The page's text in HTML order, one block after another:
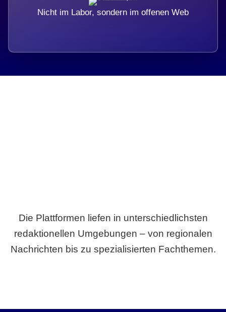
Nicht im Labor, sondern im offenen Web
Die Plattformen liefen in unterschiedlichsten
redaktionellen Umgebungen – von regionalen
Nachrichten bis zu spezialisierten Fachthemen.